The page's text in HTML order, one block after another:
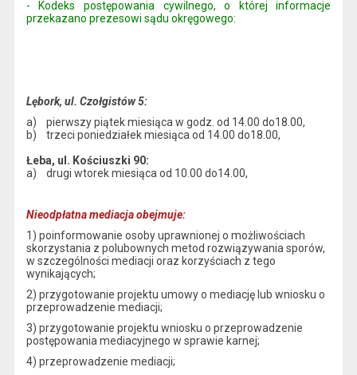
- Kodeks postępowania cywilnego, o której informacje
przekazano prezesowi sądu okręgowego:
Lębork, ul. Czołgistów 5:
a) pierwszy piątek miesiąca w godz. od 14.00 do18.00,
b) trzeci poniedziałek miesiąca od 14.00 do18.00,
Łeba, ul. Kościuszki 90:
a) drugi wtorek miesiąca od 10.00 do14.00,
Nieodpłatna mediacja obejmuje:
1) poinformowanie osoby uprawnionej o możliwościach
skorzystania z polubownych metod rozwiązywania sporów,
w szczególności mediacji oraz korzyściach z tego
wynikających;
2) przygotowanie projektu umowy o mediację lub wniosku o
przeprowadzenie mediacji;
3) przygotowanie projektu wniosku o przeprowadzenie
postępowania mediacyjnego w sprawie karnej;
4) przeprowadzenie mediacji;